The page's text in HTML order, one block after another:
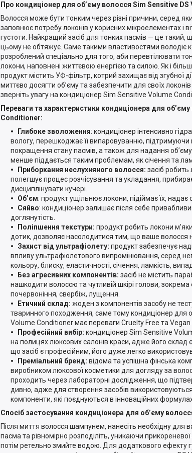
Про кондиціонер для об’єму волосся Sim Sensitive
Волосся може бути тонким через різні причини, серед
заповнює потребу локонів у корисних мікроелементах і
густоти. Найкращий засіб для тонких пасмів — це такий,
цьому не обтяжує. Саме такими властивостями володіє
розроблений спеціально для того, аби перевтілювати
локони, наповнені життєвою енергією та силою. Як і
продукт містить УФ-фільтр, котрий захищає від згубної
миттєво досягти об’єму та забезпечити для своїх
зверніть увагу на кондиціонер Sim Sensitive Volume
Переваги та характеристики кондиціонера для
Conditioner:
Глибоке зволоження: кондиціонер інтенсивно
вологу, перешкоджає її випаровуванню,
покращення стану пасмів, а також для надання
менше піддається таким проблемам, як січення та
Приборкання неслухняного волосся: засіб
полегшує процес розчісування та укладання,
дисциплінувати кучері.
Об’єм: продукт ущільнює локони, підіймає їх, надає
Сяйво: кондиціонер залишає після себе
доглянутість.
Поліпшення текстури: продукт робить локони
дотик, дозволяє насолодитися тим, що ваше волосся
Захист від ультрафіолету: продукт забезпечує
впливу ультрафіолетового випромінювання, серед
кольору, блиску, еластичності, січення, ламкість,
Без агресивних компонентів: засіб не містить
нашкодити волоссю та чутливій шкірі голови,
почервоніння, свербіж, лущення.
Етичний склад: жоден з компонентів засобу не
тваринного походження, саме тому кондиціонер для
Volume Conditioner має переваги Cruelty Free та Vegan
Професійний вибір: кондиціонер Sim Sensitive
на полицях люксових салонів краси, адже його склад
що засіб є професійним, його дуже легко
Преміальний бренд: відома та успішна фінська
виробником люксової косметики для догляду за
проходить через лабораторні дослідження, що
дивно, адже для створення засобів використовуються
компоненти, які поєднуються в інноваційних
Спосіб застосування кондиціонера для об’єму
Після миття волосся шампунем, нанесіть необхідну для
пасма та рівномірно розподіліть, уникаючи
потім ретельно змийте водою. Для додаткового ефекту